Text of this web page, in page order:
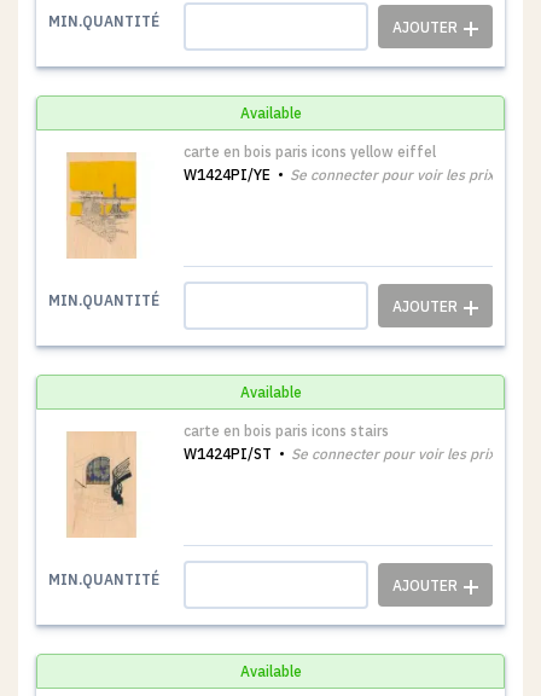
MIN.QUANTITÉ
Available
carte en bois paris icons yellow eiffel
W1424PI/YE
Se connecter pour voir les prix
MIN.QUANTITÉ
Available
carte en bois paris icons stairs
W1424PI/ST
Se connecter pour voir les prix
MIN.QUANTITÉ
Available